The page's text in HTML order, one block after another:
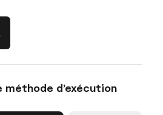
méthode d’exécution